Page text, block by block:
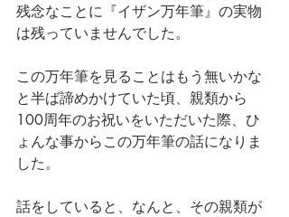
残念なことに『イザン万年筆』の実物
は残っていませんでした。
この万年筆を見ることはもう無いかな
と半ば諦めかけていた頃、親類から
100周年のお祝いをいただいた際、ひ
ょんな事からこの万年筆の話になりま
した。
話をしていると、なんと、その親類が